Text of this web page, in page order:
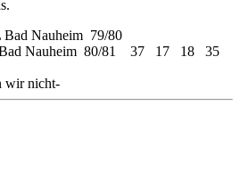
Bad Nauheim 79/80
Nauheim 80/81 37 17 18 35
wir nicht-